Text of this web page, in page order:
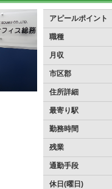
アピールポイント
職種
月収
市区郡
住所詳細
最寄り駅
勤務時間
残業
通勤手段
休日(曜日)